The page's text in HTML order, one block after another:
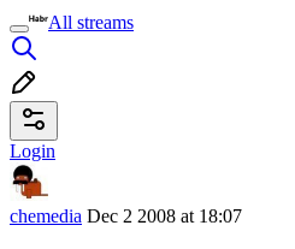
All streams
Login
chemedia Dec 2 2008 at 18:07